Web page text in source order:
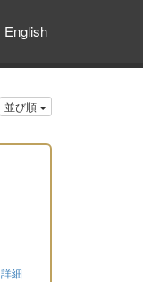
English
並び順
詳細